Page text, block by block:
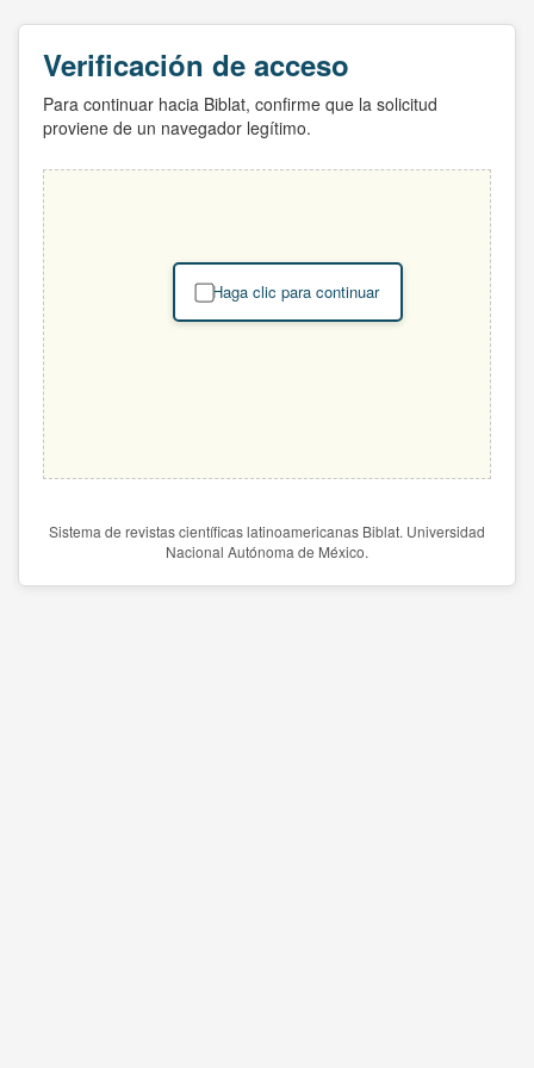
Verificación de acceso
Para continuar hacia Biblat, confirme que la solicitud
proviene de un navegador legítimo.
Haga clic para continuar
Sistema de revistas científicas latinoamericanas Biblat. Universidad
Nacional Autónoma de México.